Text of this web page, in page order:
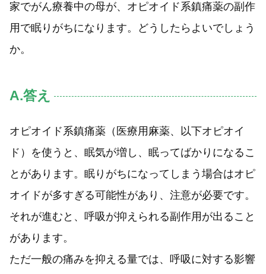
家でがん療養中の母が、オピオイド系鎮痛薬の副作
用で眠りがちになります。どうしたらよいでしょう
か。
A.答え
オピオイド系鎮痛薬（医療用麻薬、以下オピオイ
ド）を使うと、眠気が増し、眠ってばかりになるこ
とがあります。眠りがちになってしまう場合はオピ
オイドが多すぎる可能性があり、注意が必要です。
それが進むと、呼吸が抑えられる副作用が出ること
があります。
ただ一般の痛みを抑える量では、呼吸に対する影響